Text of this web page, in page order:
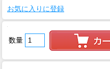
お気に入りに登録
数量